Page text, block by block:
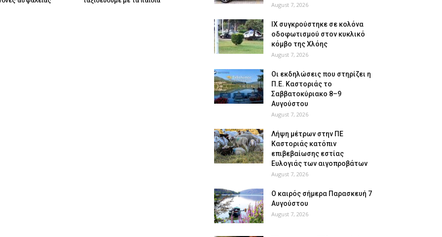
August 7, 2026
ΙΧ συγκρούστηκε σε κολόνα
οδοφωτισμού στον κυκλικό
κόμβο της Χλόης
August 7, 2026
Οι εκδηλώσεις που στηρίζει η
Π.Ε. Καστοριάς το
Σαββατοκύριακο 8–9
Αυγούστου
August 7, 2026
Λήψη μέτρων στην ΠΕ
Καστοριάς κατόπιν
επιβεβαίωσης εστίας
Ευλογιάς των αιγοπροβάτων
August 7, 2026
Ο καιρός σήμερα Παρασκευή 7
Αυγούστου
August 7, 2026